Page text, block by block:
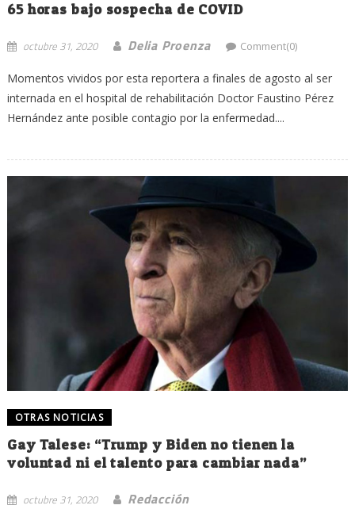
65 horas bajo sospecha de COVID
octubre 31, 2020 Delia Proenza Comment(0)
Momentos vividos por esta reportera a finales de agosto al ser
internada en el hospital de rehabilitación Doctor Faustino Pérez
Hernández ante posible contagio por la enfermedad....
OTRAS NOTICIAS
Gay Talese: “Trump y Biden no tienen la
voluntad ni el talento para cambiar nada”
octubre 31, 2020
Redacción